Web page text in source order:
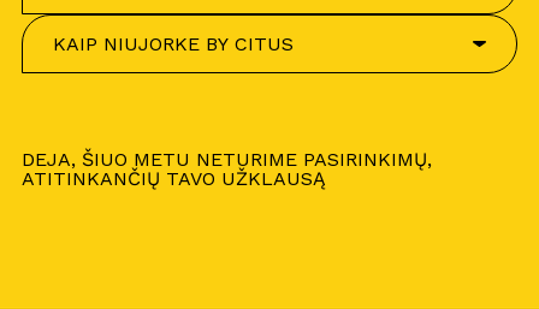
KAIP NIUJORKE BY CITUS
DEJA, ŠIUO METU NETURIME PASIRINKIMŲ,
ATITINKANČIŲ TAVO UŽKLAUSĄ